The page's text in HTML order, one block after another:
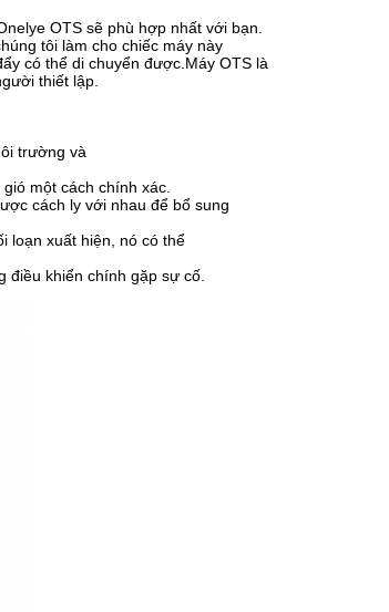
OTS sẽ phù hợp nhất với bạn.
tôi làm cho chiếc máy này
có thể di chuyển được.Máy OTS là
thiết lập.
trường và
một cách chính xác.
cách ly với nhau để bổ sung
loạn xuất hiện, nó có thể
điều khiển chính gặp sự cố.